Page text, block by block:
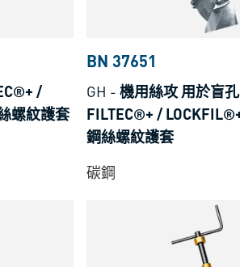
/
螺紋護套
BN 37651
GH - 機用絲攻 用於盲
FILTEC®+ /
鋼絲螺紋護套
碳鋼